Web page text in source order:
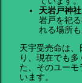
天岩戸神
岩戸を祀
れる場所も
天宇受売命は
り、現在でも
た、そのユーモ
います。